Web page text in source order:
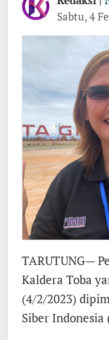
Sabtu, 4
TARUTUNG—
Kaldera Toba
(4/2/2023)
Siber